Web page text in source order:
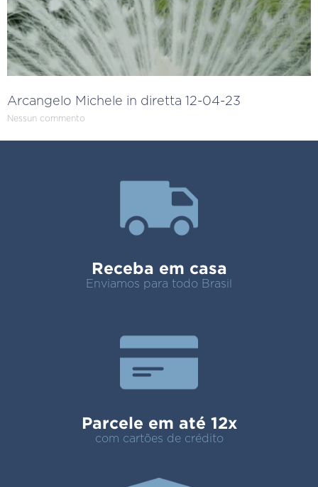
Arcangelo Michele in diretta 12-04-23
Nessun commento
Receba em casa
Enviamos para todo Brasil
Parcele em até 12x
com cartões de crédito